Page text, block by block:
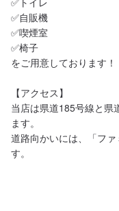
✅自販機
✅喫煙室
✅椅子
をご用意しております！
【アクセス】
当店は県道185号線と県
ます。
道路向かいには、「フ
す。